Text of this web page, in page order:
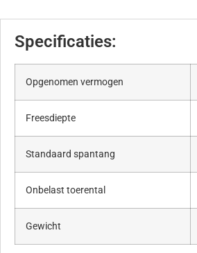
Specificaties:
Opgenomen vermogen
Freesdiepte
Standaard spantang
Onbelast toerental
Gewicht